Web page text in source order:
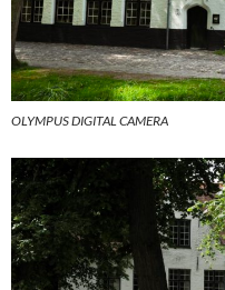
OLYMPUS DIGITAL CAMERA